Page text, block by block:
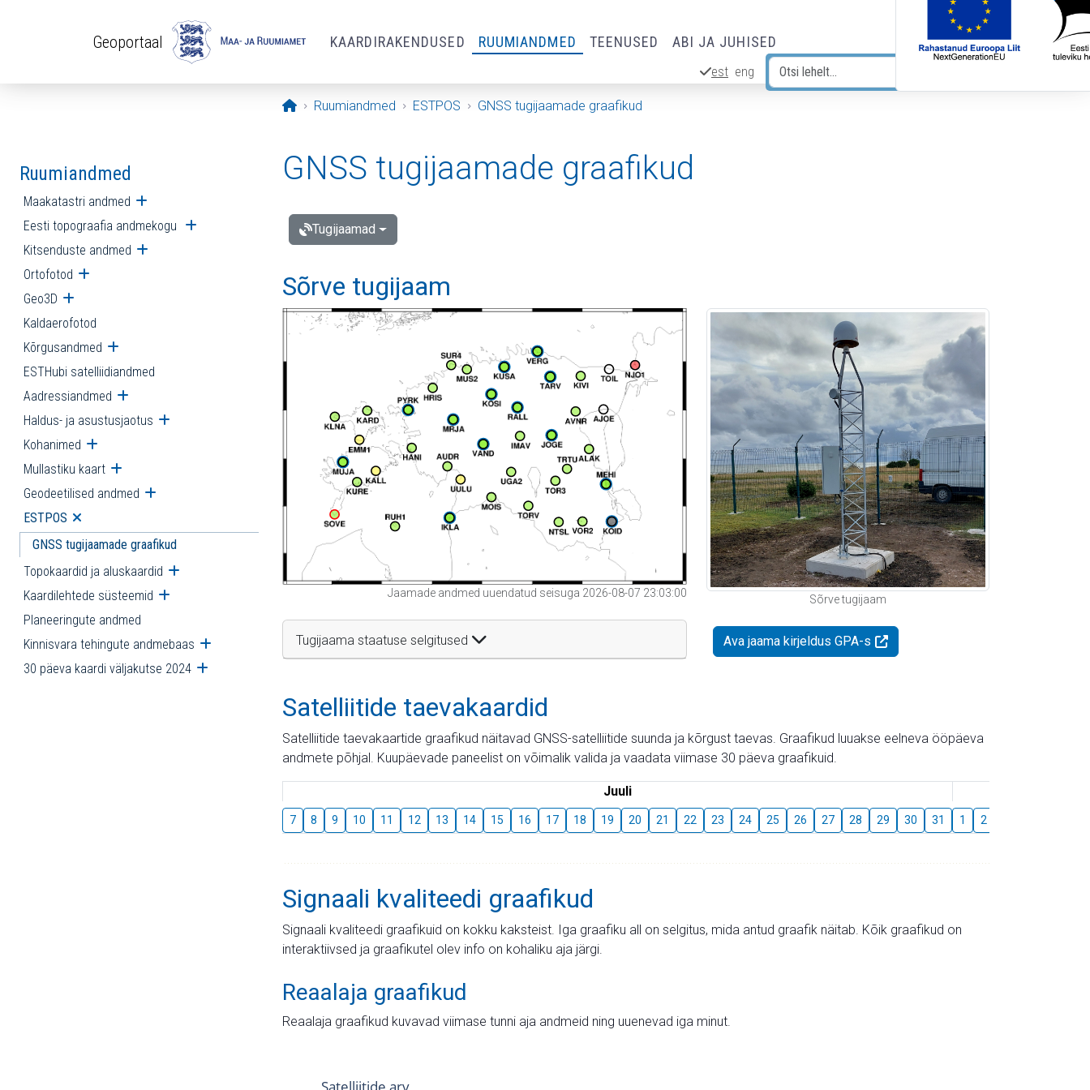
Geoportaal KAARDIRAKENDUSED RUUMIANDMED TEENUSED ABI JA JUHISED
est eng
Avaleht
Ruumiandmed ESTPOS GNSS tugijaamade graafikud
Ruumiandmed
Maakatastri andmed Ava alammenüü
Eesti topograafia andmekogu Ava alammenüü
Kitsenduste andmed Ava alammenüü
Ortofotod Ava alammenüü
Geo3D Ava alammenüü
Kaldaerofotod
Kõrgusandmed Ava alammenüü
ESTHubi satelliidiandmed
Aadressiandmed Ava alammenüü
Haldus- ja asustusjaotus Ava alammenüü
Kohanimed Ava alammenüü
Mullastiku kaart Ava alammenüü
Geodeetilised andmed Ava alammenüü
ESTPOS Ava alammenüü
GNSS tugijaamade graafikud
Topokaardid ja aluskaardid Ava alammenüü
Kaardilehtede süsteemid Ava alammenüü
Planeeringute andmed
Kinnisvara tehingute andmebaas Ava alammenüü
30 päeva kaardi väljakutse 2024 Ava alammenüü
GNSS tugijaamade graafikud
Tugijaamad
Sõrve tugijaam
Jaamade andmed uuendatud seisuga 2026-08-07 23:03:00
Tugijaama staatuse selgitused
Sõrve tugijaam
Ava jaama kirjeldus GPA-s
Satelliitide taevakaardid
Satelliitide taevakaartide graafikud näitavad GNSS-satelliitide suunda ja kõrgust taevas. Graafikud luuakse eelneva ööpäeva
andmete põhjal. Kuupäevade paneelist on võimalik valida ja vaadata viimase 30 päeva graafikuid.
Juuli
7 8 9 10 11 12 13 14 15 16 17 18 19 20 21 22 23 24 25 26 27 28 29 30 31 1 2
Signaali kvaliteedi graafikud
Signaali kvaliteedi graafikuid on kokku kaksteist. Iga graafiku all on selgitus, mida antud graafik näitab. Kõik graafikud on
interaktiivsed ja graafikutel olev info on kohaliku aja järgi.
Reaalaja graafikud
Reaalaja graafikud kuvavad viimase tunni aja andmeid ning uuenevad iga minut.